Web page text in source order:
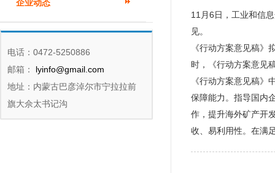
企业动态
电话：0472-5250886
邮箱：
lyinfo@gmail.com
地址：内蒙古巴彦淖尔市宁拉拉前
旗大佘太书记沟
11月6日，工业和信
见。
《行动方案意见稿
时，《行动方案意见
《行动方案意见稿
保障能力。指导国内
作，提升海外矿产开
收、易利用性。在满